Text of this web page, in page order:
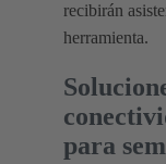
recibirán
herramienta.
para